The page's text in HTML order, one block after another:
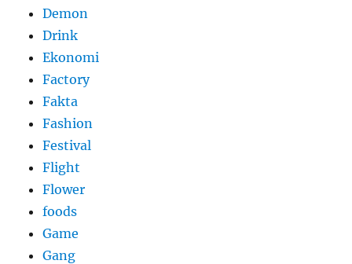
Demon
Drink
Ekonomi
Factory
Fakta
Fashion
Festival
Flight
Flower
foods
Game
Gang